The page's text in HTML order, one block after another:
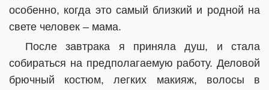
особенно, когда это самый близкий и родной на
свете человек – мама.
После завтрака я приняла душ, и стала
собираться на предполагаемую работу. Деловой
брючный костюм, легких макияж, волосы в